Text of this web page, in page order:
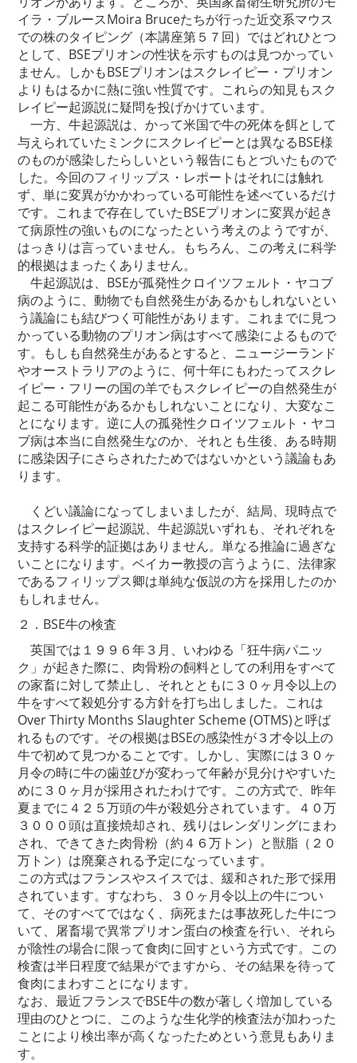
イラ・ブルースMoira Bruceたちが行った近交系マウス
での株のタイピング（本講座第５７回）ではどれひとつ
として、BSEプリオンの性状を示すものは見つかってい
ません。しかもBSEプリオンはスクレイピー・プリオン
よりもはるかに熱に強い性質です。これらの知見もスク
レイピー起源説に疑問を投げかけています。
一方、牛起源説は、かって米国で牛の死体を餌として
与えられていたミンクにスクレイピーとは異なるBSE様
のものが感染したらしいという報告にもとづいたもので
した。今回のフィリップス・レポートはそれには触れ
ず、単に変異がかかわっている可能性を述べているだけ
です。これまで存在していたBSEプリオンに変異が起き
て病原性の強いものになったという考えのようですが、
はっきりは言っていません。もちろん、この考えに科学
的根拠はまったくありません。
牛起源説は、BSEが孤発性クロイツフェルト・ヤコブ
病のように、動物でも自然発生があるかもしれないとい
う議論にも結びつく可能性があります。これまでに見つ
かっている動物のプリオン病はすべて感染によるもので
す。もしも自然発生があるとすると、ニュージーランド
やオーストラリアのように、何十年にもわたってスクレ
イピー・フリーの国の羊でもスクレイピーの自然発生が
起こる可能性があるかもしれないことになり、大変なこ
とになります。逆に人の孤発性クロイツフェルト・ヤコ
ブ病は本当に自然発生なのか、それとも生後、ある時期
に感染因子にさらされたためではないかという議論もあ
ります。
くどい議論になってしまいましたが、結局、現時点で
はスクレイピー起源説、牛起源説いずれも、それぞれを
支持する科学的証拠はありません。単なる推論に過ぎな
いことになります。ベイカー教授の言うように、法律家
であるフィリップス卿は単純な仮説の方を採用したのか
もしれません。
２．BSE牛の検査
英国では１９９６年３月、いわゆる「狂牛病パニッ
ク」が起きた際に、肉骨粉の飼料としての利用をすべて
の家畜に対して禁止し、それとともに３０ヶ月令以上の
牛をすべて殺処分する方針を打ち出しました。これは
Over Thirty Months Slaughter Scheme (OTMS)と呼ば
れるものです。その根拠はBSEの感染性が３才令以上の
牛で初めて見つかることです。しかし、実際には３０ヶ
月令の時に牛の歯並びが変わって年齢が見分けやすいた
めに３０ヶ月が採用されたわけです。この方式で、昨年
夏までに４２５万頭の牛が殺処分されています。４０万
３０００頭は直接焼却され、残りはレンダリングにまわ
され、できてきた肉骨粉（約４６万トン）と獣脂（２０
万トン）は廃棄される予定になっています。
この方式はフランスやスイスでは、緩和された形で採用
されています。すなわち、３０ヶ月令以上の牛につい
て、そのすべてではなく、病死または事故死した牛につ
いて、屠畜場で異常プリオン蛋白の検査を行い、それら
が陰性の場合に限って食肉に回すという方式です。この
検査は半日程度で結果がでますから、その結果を待って
食肉にまわすことになります。
なお、最近フランスでBSE牛の数が著しく増加している
理由のひとつに、このような生化学的検査法が加わった
ことにより検出率が高くなったためという意見もありま
す。